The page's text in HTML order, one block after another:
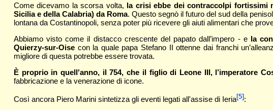
Come dicevamo la scorsa volta, la crisi ebbe dei contraccolpi fortissimi
Sicilia e della Calabria) da Roma. Questo segnò il futuro del sud della
lontana da Costantinopoli, senza poter più ricevere gli aiuti alimentari che
Abbiamo visto come il distacco crescente del papato dall’impero - e la
Quierzy-sur-Oisecon la quale papa Stefano II ottenne dai franchi
migliore di questa potrebbe essere trovata.
È proprio in quell'anno, il 754, che il figlio di Leone III, l’imperatore
fabbricazione e la venerazione di icone.
Così ancora Piero Marini sintetizza gli eventi legati all'assise di Ieria[5]: